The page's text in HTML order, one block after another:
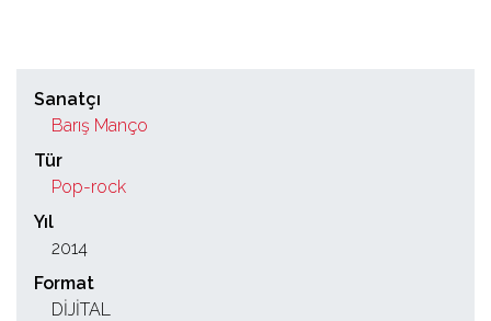
Sanatçı
Barış Manço
Tür
Pop-rock
Yıl
2014
Format
DİJİTAL